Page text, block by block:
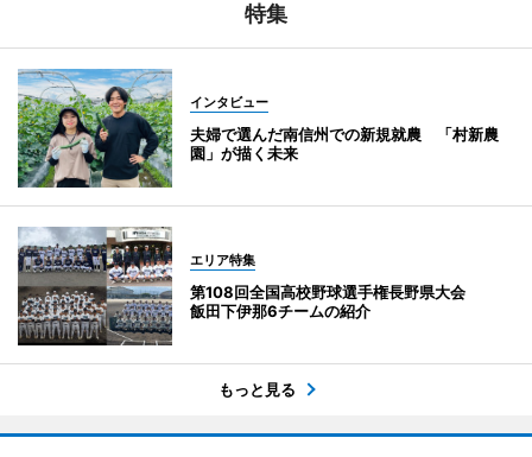
特集
インタビュー
夫婦で選んだ南信州での新規就農 「村新農
園」が描く未来
エリア特集
第108回全国高校野球選手権長野県大会
飯田下伊那6チームの紹介
もっと見る